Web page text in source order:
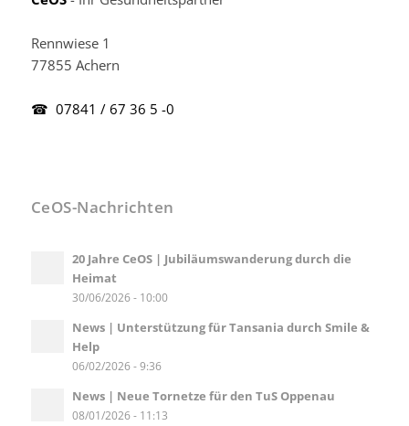
Rennwiese 1
77855 Achern
☎ 07841 / 67 36 5 -0
CeOS-Nachrichten
20 Jahre CeOS | Jubiläumswanderung durch die
Heimat
30/06/2026 - 10:00
News | Unterstützung für Tansania durch Smile &
Help
06/02/2026 - 9:36
News | Neue Tornetze für den TuS Oppenau
08/01/2026 - 11:13